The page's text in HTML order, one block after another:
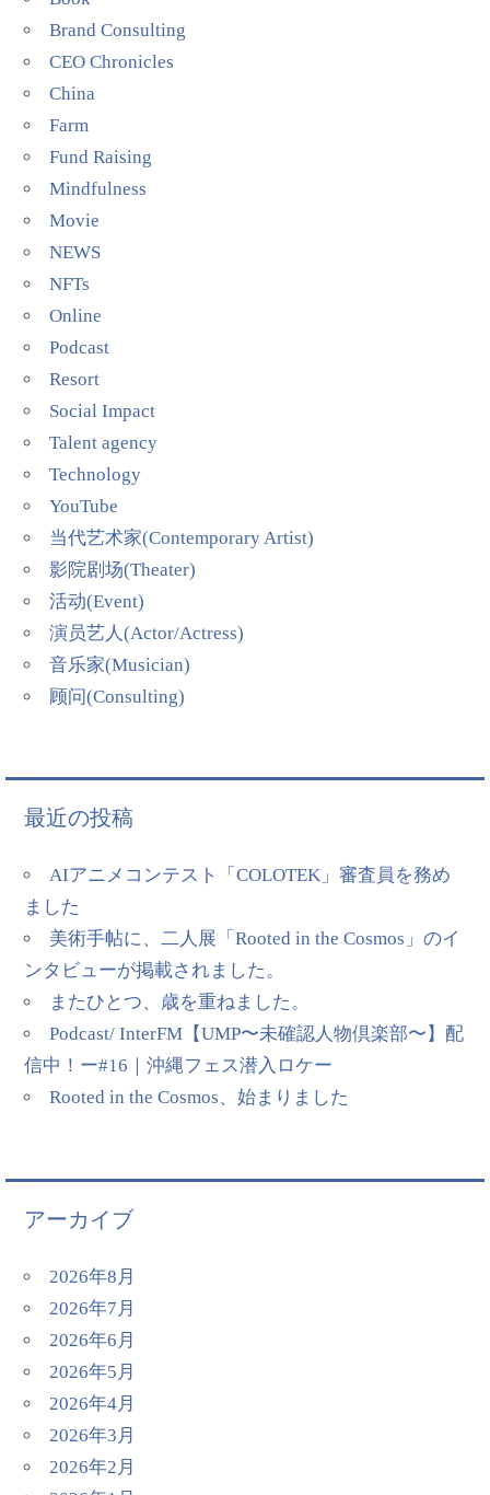
Brand Consulting
CEO Chronicles
China
Farm
Fund Raising
Mindfulness
Movie
NEWS
NFTs
Online
Podcast
Resort
Social Impact
Talent agency
Technology
YouTube
当代艺术家(Contemporary Artist)
影院剧场(Theater)
活动(Event)
演员艺人(Actor/Actress)
音乐家(Musician)
顾问(Consulting)
最近の投稿
AIアニメコンテスト「COLOTEK」審査員を務め
ました
美術手帖に、二人展「Rooted in the Cosmos」のイ
ンタビューが掲載されました。
またひとつ、歳を重ねました。
Podcast/ InterFM【UMP〜未確認人物倶楽部〜】配
信中！ー#16｜沖縄フェス潜入ロケー
Rooted in the Cosmos、始まりました
アーカイブ
2026年8月
2026年7月
2026年6月
2026年5月
2026年4月
2026年3月
2026年2月